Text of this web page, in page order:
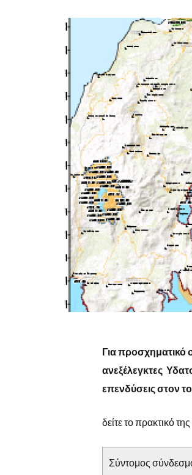
Για προσχηματικό
ανεξέλεγκτες
επενδύσεις στον
δείτε το πρακτικό
Σύντομος